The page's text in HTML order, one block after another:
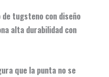
tugsteno con diseño
alta durabilidad con
que la punta no se